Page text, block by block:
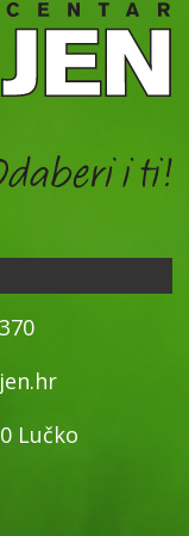
Lučko